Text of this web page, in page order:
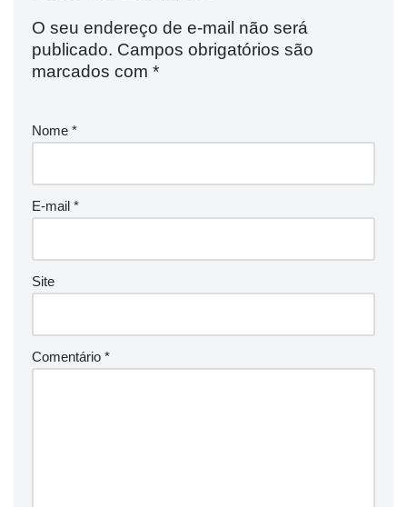
O seu endereço de e-mail não será
publicado. Campos obrigatórios são
marcados com *
Nome *
E-mail *
Site
Comentário *